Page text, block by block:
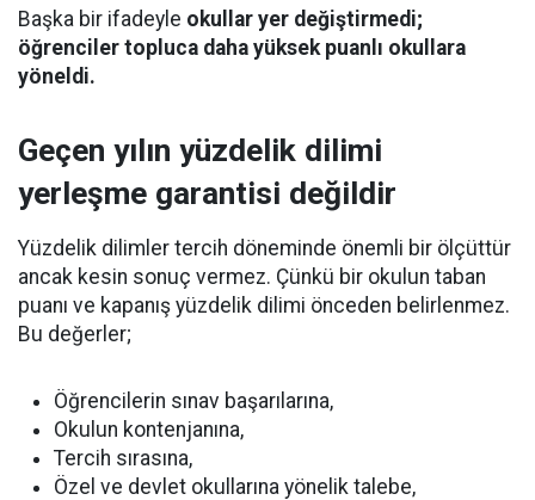
Başka bir ifadeyle okullar yer değiştirmedi;
öğrenciler topluca daha yüksek puanlı okullara
yöneldi.
Geçen yılın yüzdelik dilimi
yerleşme garantisi değildir
Yüzdelik dilimler tercih döneminde önemli bir ölçüttür
ancak kesin sonuç vermez. Çünkü bir okulun taban
puanı ve kapanış yüzdelik dilimi önceden belirlenmez.
Bu değerler;
Öğrencilerin sınav başarılarına,
Okulun kontenjanına,
Tercih sırasına,
Özel ve devlet okullarına yönelik talebe,